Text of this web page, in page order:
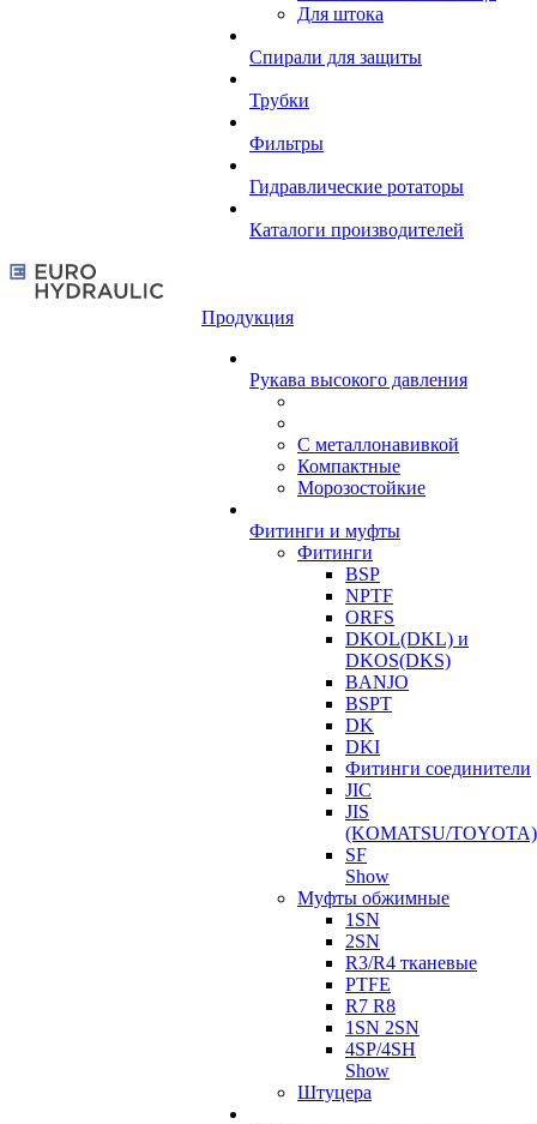
Для штока
Спирали для защиты
Трубки
Фильтры
Гидравлические ротаторы
Каталоги производителей
Продукция
Рукава высокого давления
С металлонавивкой
Компактные
Морозостойкие
Фитинги и муфты
Фитинги
BSP
NPTF
ORFS
DKOL(DKL) и
DKOS(DKS)
BANJO
BSPT
DK
DKI
Фитинги соединители
JIC
JIS
(KOMATSU/TOYOTA)
SF
Show
Муфты обжимные
1SN
2SN
R3/R4 тканевые
PTFE
R7 R8
1SN 2SN
4SP/4SH
Show
Штуцера